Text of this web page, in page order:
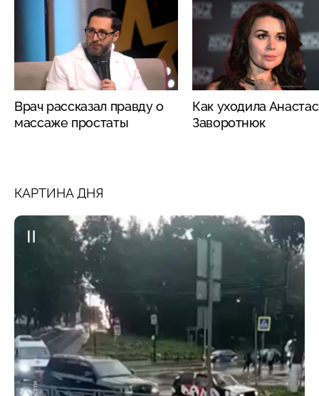
Врач рассказал правду о
массаже простаты
Как уходила
Заворотнюк
КАРТИНА ДНЯ